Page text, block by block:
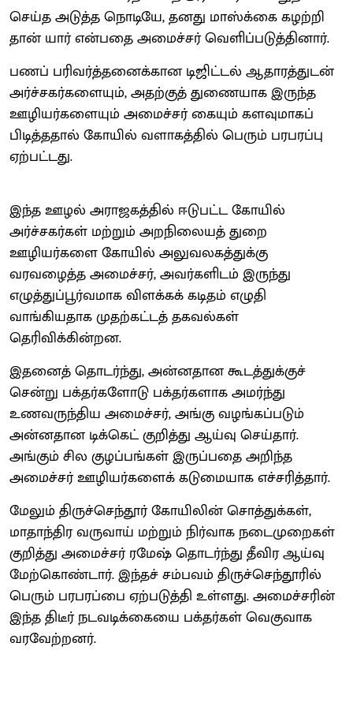
செய்த அடுத்த நொடியே, தனது மாஸ்க்கை கழற்றி
தான் யார் என்பதை அமைச்சர் வெளிப்படுத்தினார்.
பணப் பரிவர்த்தனைக்கான டிஜிட்டல் ஆதாரத்துடன்
அர்ச்சகர்களையும், அதற்குத் துணையாக இருந்த
ஊழியர்களையும் அமைச்சர் கையும் களவுமாகப்
பிடித்ததால் கோயில் வளாகத்தில் பெரும் பரபரப்பு
ஏற்பட்டது.
இந்த ஊழல் அராஜகத்தில் ஈடுபட்ட கோயில்
அர்ச்சகர்கள் மற்றும் அறநிலையத் துறை
ஊழியர்களை கோயில் அலுவலகத்துக்கு
வரவழைத்த அமைச்சர், அவர்களிடம் இருந்து
எழுத்துப்பூர்வமாக விளக்கக் கடிதம் எழுதி
வாங்கியதாக முதற்கட்டத் தகவல்கள்
தெரிவிக்கின்றன.
இதனைத் தொடர்ந்து, அன்னதான கூடத்துக்குச்
சென்று பக்தர்களோடு பக்தர்களாக அமர்ந்து
உணவருந்திய அமைச்சர், அங்கு வழங்கப்படும்
அன்னதான டிக்கெட் குறித்து ஆய்வு செய்தார்.
அங்கும் சில குழப்பங்கள் இருப்பதை அறிந்த
அமைச்சர் ஊழியர்களைக் கடுமையாக எச்சரித்தார்.
மேலும் திருச்செந்தூர் கோயிலின் சொத்துக்கள்,
மாதாந்திர வருவாய் மற்றும் நிர்வாக நடைமுறைகள்
குறித்து அமைச்சர் ரமேஷ் தொடர்ந்து தீவிர ஆய்வு
மேற்கொண்டார். இந்தச் சம்பவம் திருச்செந்தூரில்
பெரும் பரபரப்பை ஏற்படுத்தி உள்ளது. அமைச்சரின்
இந்த திடீர் நடவடிக்கையை பக்தர்கள் வெகுவாக
வரவேற்றனர்.